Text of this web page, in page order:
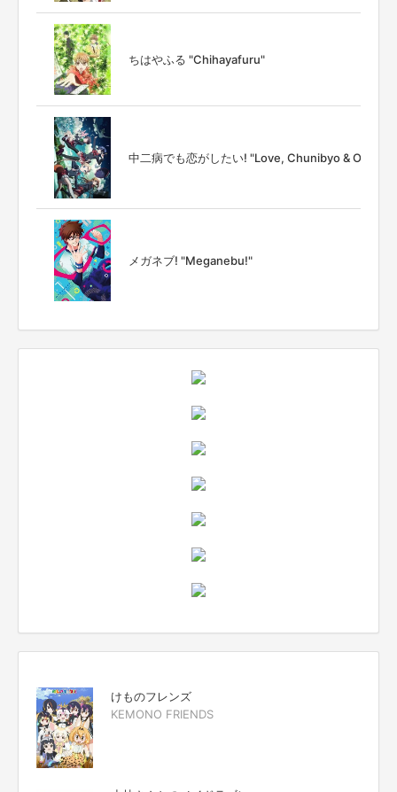
ちはやふる "Chihayafuru"
中二病でも恋がしたい! "Love, Chunibyo & Other
メガネブ! "Meganebu!"
けものフレンズ
KEMONO FRIENDS